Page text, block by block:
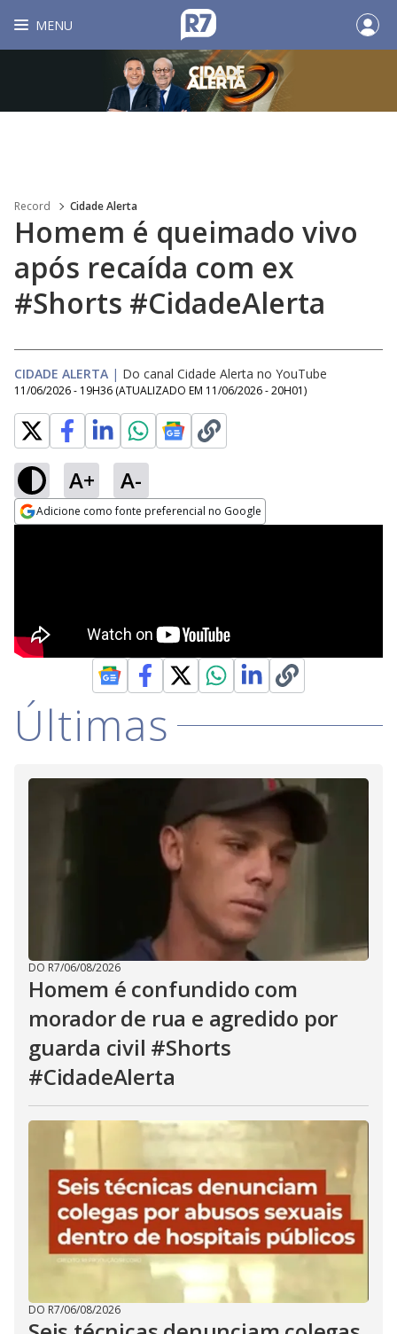
MENU
Record Cidade Alerta
Homem é queimado vivo
após recaída com ex
#Shorts #CidadeAlerta
CIDADE ALERTA | Do canal Cidade Alerta no YouTube
11/06/2026 - 19H36 (ATUALIZADO EM 11/06/2026 - 20H01)
A+ A-
Adicione como fonte preferencial no Google
Últimas
DO R7/06/08/2026
Homem é confundido com
morador de rua e agredido por
guarda civil #Shorts
#CidadeAlerta
DO R7/06/08/2026